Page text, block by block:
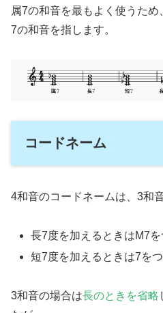
属7の和音を最もよく使うた
7の和音を指します。
コードネーム
4和音のコードネームは、3和
長7度を加えるときはM7
短7度を加えるときは7を
3和音の場合は長のときを省略